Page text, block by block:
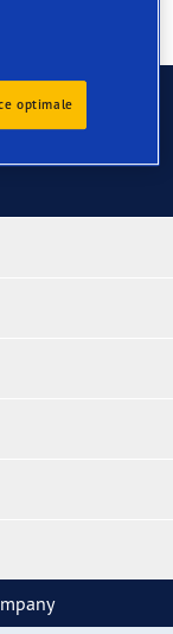
optimale